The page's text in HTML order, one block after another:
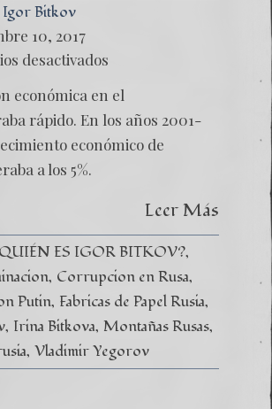
Igor Bitkov
10, 2017
desactivados
económica en el
rápido. En los años 2001-
económico de
a los 5%.
Leer Más
ES IGOR BITKOV?
Corrupcion en Rusa
Putin Fabricas de Papel Rusia
Irina Bitkova Montañas Rusas
Vladimir Yegorov